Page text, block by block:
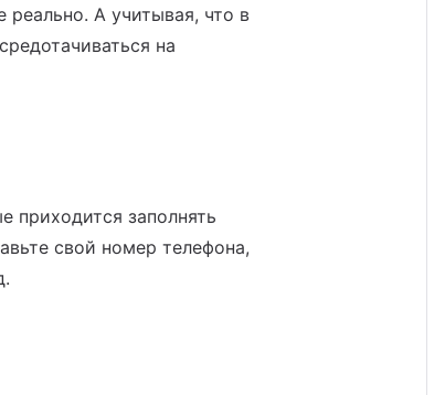
А учитывая, что в
на
приходится заполнять
свой номер телефона,